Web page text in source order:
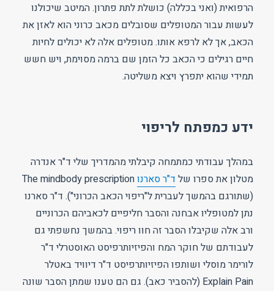
הרפואית (ואני בכללה) כושלת לתת פתרון. המיטב שיכולנו
לעשות עבור המטופלים שסובלים מכאב כרוני הוא לאזן את
הכאב, אך לא לרפא אותו. מטופלים אלה לא יכולים לחיות
חיים רגילים כי הכאב כל הזמן שם ברמה מסוימת, ויש חשש
תמידי שהוא יתפרץ ויצא משליטה.
ידע כמפתח לריפוי
במהלך עבודתי כמתמחה קיבלתי מהמדריך שלי ד"ר אנדרה
מטלון את ספרו של ד"ר סארנוThe mindbody prescription
(שתורגם בהמשך לעברית ל"ריפוי הכאב הכרוני"). ד"ר סארנו
נתן למטופליו אבחנה והסבר חליפיים לכאביהם הכרוניים
ורב אלה שקיבלו הסבר זה חוו ריפוי. בהמשך נחשפתי גם
לעבודתם של חוקר המח והפיזיותרפיסט האוסטרלי ד"ר
לורימר מוסלי ושותפו הפיזיותרפיסט ד"ר דיוויד באטלר
Explain Pain (להסביר כאב). גם הם טענו שמתן הסבר שונה